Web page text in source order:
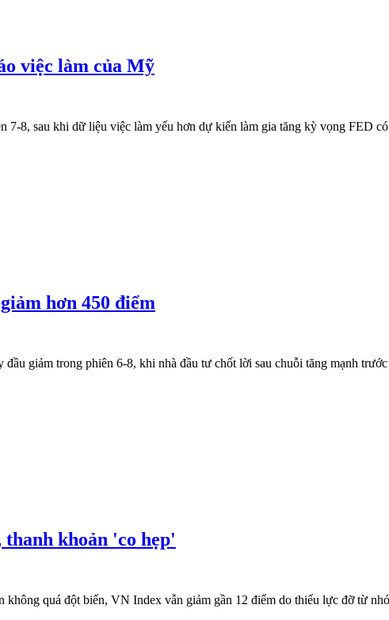
việc làm của Mỹ
8, sau khi dữ liệu việc làm yếu hơn dự kiến làm gia tăng kỳ vọng FED
hơn 450 điểm
giảm trong phiên 6-8, khi nhà đầu tư chốt lời sau chuỗi tăng mạnh trước
khoản 'co hẹp'
quá đột biến, VN Index vẫn giảm gần 12 điểm do thiếu lực đỡ từ